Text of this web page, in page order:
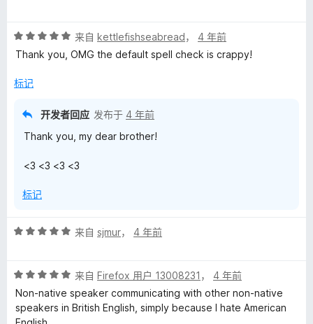
/
5
评
分
/
来自 kettlefishseabread， 4 年前
Thank you, OMG the default spell check is crappy!
标记
开发者回应 发布于 4 年前
Thank you, my dear brother!
<3 <3 <3 <3
标记
评
/
5
来自 sjmur， 4 年前
评
分
5
/
来自 Firefox 用户 13008231 ， 4 年前
Non-native speaker communicating with other non-native
speakers in British English, simply because I hate American